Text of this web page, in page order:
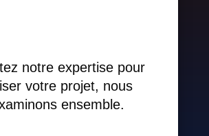
notre expertise pour
votre projet, nous
ensemble.